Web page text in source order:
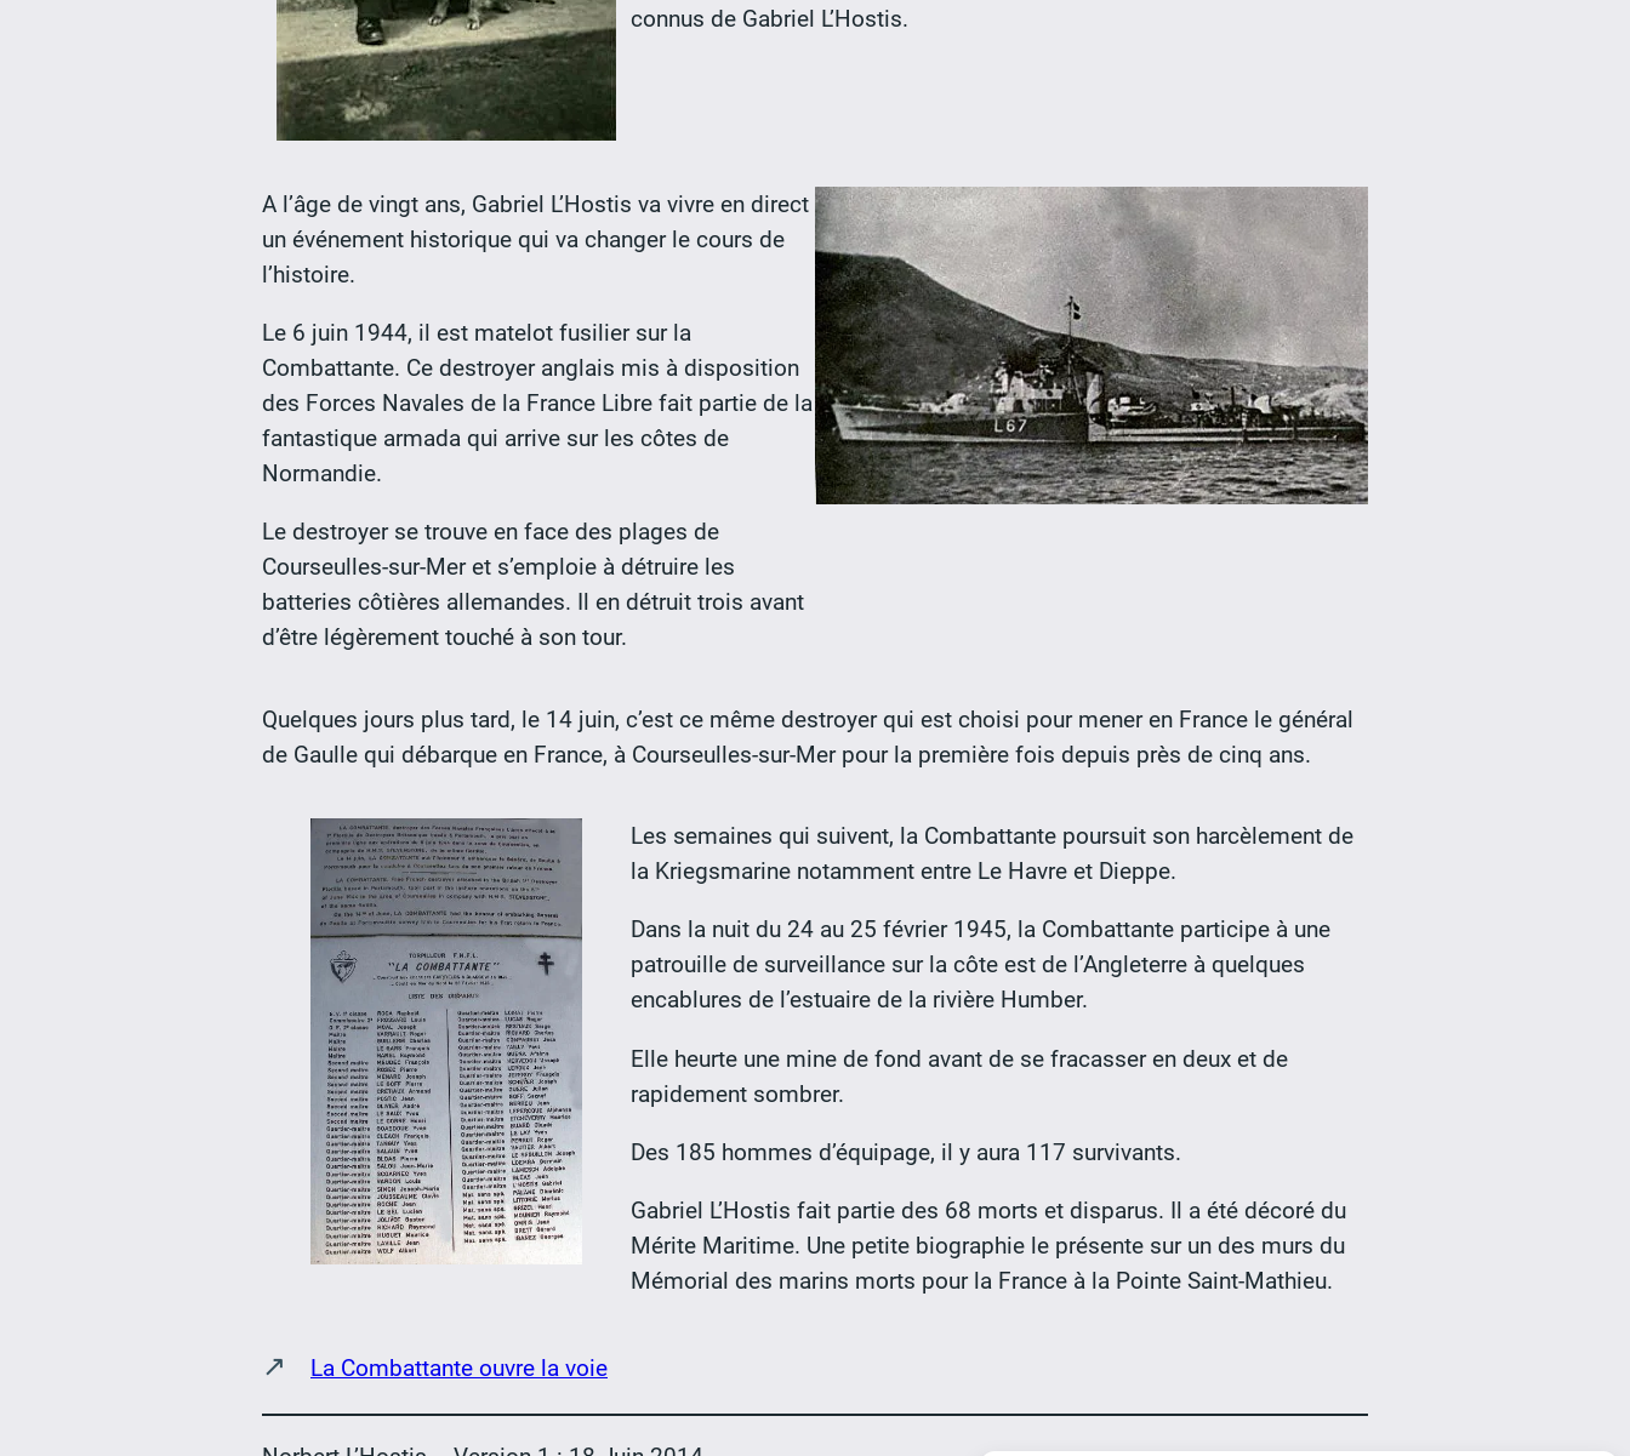
connus de Gabriel L’Hostis.
A l’âge de vingt ans, Gabriel L’Hostis va vivre en direct
un événement historique qui va changer le cours de
l’histoire.
Le 6 juin 1944, il est matelot fusilier sur la
Combattante. Ce destroyer anglais mis à disposition
des Forces Navales de la France Libre fait partie de la
fantastique armada qui arrive sur les côtes de
Normandie.
Le destroyer se trouve en face des plages de
Courseulles-sur-Mer et s’emploie à détruire les
batteries côtières allemandes. Il en détruit trois avant
d’être légèrement touché à son tour.
Quelques jours plus tard, le 14 juin, c’est ce même destroyer qui est choisi pour mener en France le général
de Gaulle qui débarque en France, à Courseulles-sur-Mer pour la première fois depuis près de cinq ans.
Les semaines qui suivent, la Combattante poursuit son harcèlement de
la Kriegsmarine notamment entre Le Havre et Dieppe.
Dans la nuit du 24 au 25 février 1945, la Combattante participe à une
patrouille de surveillance sur la côte est de l’Angleterre à quelques
encablures de l’estuaire de la rivière Humber.
Elle heurte une mine de fond avant de se fracasser en deux et de
rapidement sombrer.
Des 185 hommes d’équipage, il y aura 117 survivants.
Gabriel L’Hostis fait partie des 68 morts et disparus. Il a été décoré du
Mérite Maritime. Une petite biographie le présente sur un des murs du
Mémorial des marins morts pour la France à la Pointe Saint-Mathieu.
↗ La Combattante ouvre la voie